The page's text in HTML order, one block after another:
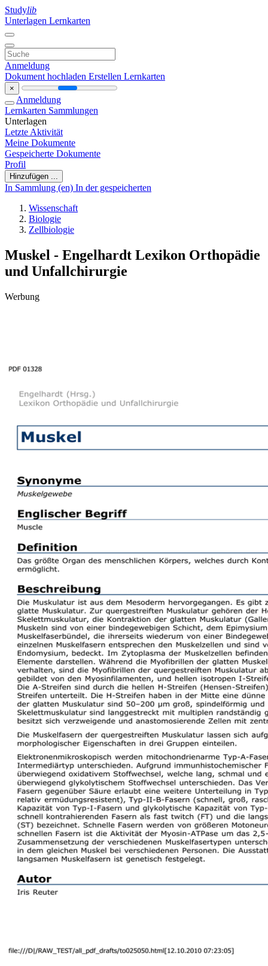
Studylib
Unterlagen Lernkarten
Anmeldung
Dokument hochladen Erstellen Lernkarten
×
Anmeldung
Lernkarten Sammlungen
Unterlagen
Letzte Aktivität
Meine Dokumente
Gespeicherte Dokumente
Profil
Hinzufügen ...
In Sammlung (en) In der gespeicherten
Wissenschaft
Biologie
Zellbiologie
Muskel - Engelhardt Lexikon Orthopädie
und Unfallchirurgie
Werbung